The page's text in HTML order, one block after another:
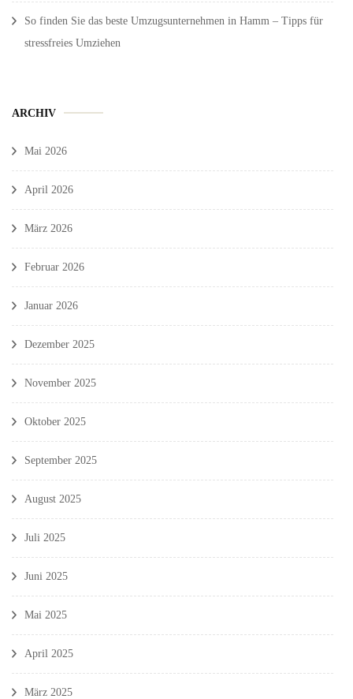
So finden Sie das beste Umzugsunternehmen in Hamm – Tipps für
stressfreies Umziehen
ARCHIV
Mai 2026
April 2026
März 2026
Februar 2026
Januar 2026
Dezember 2025
November 2025
Oktober 2025
September 2025
August 2025
Juli 2025
Juni 2025
Mai 2025
April 2025
März 2025